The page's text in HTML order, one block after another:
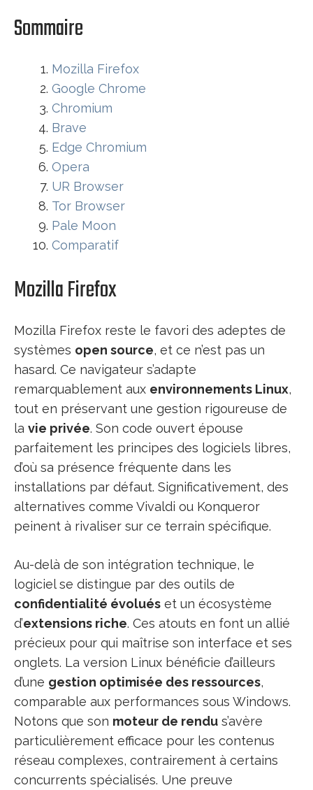
Sommaire
Mozilla Firefox
Google Chrome
Chromium
Brave
Edge Chromium
Opera
UR Browser
Tor Browser
Pale Moon
Comparatif
Mozilla Firefox
Mozilla Firefox reste le favori des adeptes de
systèmes open source, et ce n’est pas un
hasard. Ce navigateur s’adapte
remarquablement aux environnements Linux,
tout en préservant une gestion rigoureuse de
la vie privée. Son code ouvert épouse
parfaitement les principes des logiciels libres,
d’où sa présence fréquente dans les
installations par défaut. Significativement, des
alternatives comme Vivaldi ou Konqueror
peinent à rivaliser sur ce terrain spécifique.
Au-delà de son intégration technique, le
logiciel se distingue par des outils de
confidentialité évolués et un écosystème
d’extensions riche. Ces atouts en font un allié
précieux pour qui maîtrise son interface et ses
onglets. La version Linux bénéficie d’ailleurs
d’une gestion optimisée des ressources,
comparable aux performances sous Windows.
Notons que son moteur de rendu s’avère
particulièrement efficace pour les contenus
réseau complexes, contrairement à certains
concurrents spécialisés. Une preuve